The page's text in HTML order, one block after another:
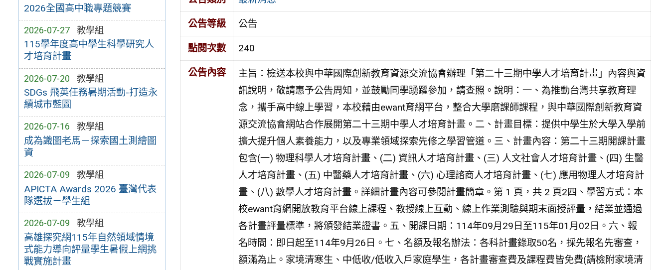
2026全國高中職專題競賽
2026-07-27 教學組
115學年度高中學生科學研究人
才培育計畫
2026-07-20 教學組
SDGs 飛英任務暑期活動-打造永
續城市藍圖
2026-07-16 教學組
成為識圖老馬－探索國土測繪圖
資
2026-07-09 教學組
APICTA Awards 2026 臺灣代表
隊選拔－學生組
2026-07-09 教學組
高雄探究網115年自然領域情境
式能力導向評量學生暑假上網挑
戰實施計畫
公告等級 公告
點閱次數 240
公告內容
主旨：檢送本校與中華國際創新教育資源交流協會辦理「第二十三期中學人才培育計畫」內容與資
訊說明，敬請惠予公告周知，並鼓勵同學踴躍參加，請查照。說明：一、為推動台灣共享教育理
念，攜手高中線上學習，本校藉由ewant育網平台，整合大學磨課師課程，與中華國際創新教育資
源交流協會網站合作展開第二十三期中學人才培育計畫。二、計畫目標：提供中學生於大學入學前
擴大提升個人素養能力，以及專業領域探索先修之學習管道。三、計畫內容：第二十三期開課計畫
包含(一) 物理科學人才培育計畫、(二) 資訊人才培育計畫、(三) 人文社會人才培育計畫、(四) 生醫
人才培育計畫、(五) 中醫藥人才培育計畫、(六) 心理諮商人才培育計畫、(七) 應用物理人才培育計
畫、(八) 數學人才培育計畫。詳細計畫內容可參閱計畫簡章。第 1 頁，共 2 頁2四、學習方式：本
校ewant育網開放教育平台線上課程、教授線上互動、線上作業測驗與期末面授評量，結業並通過
各計畫評量標準，將頒發結業證書。五、開課日期：114年09月29日至115年01月02日。六、報
名時間：即日起至114年9月26日。七、名額及報名辦法：各科計畫錄取50名，採先報名先審查，
額滿為止。家境清寒生、中低收/低收入戶家庭學生，各計畫審查費及課程費皆免費(請檢附家境清